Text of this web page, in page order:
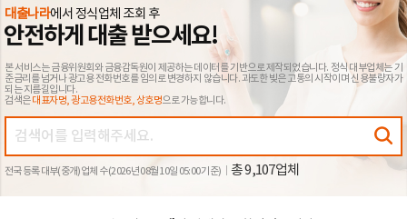
대출나라에서 정식업체 조회 후
안전하게 대출 받으세요!
본 서비스는 금융위원회와 금융감독원이 제공하는 데이터를 기반으로 제작되었습니다. 정식 대부업체는 기
준금리를 넘거나 광고용 전화번호를 임의로 변경하지 않습니다. 과도한 빚은 고통의 시작이며 신용불량자가
되는 지름길입니다.
검색은대표자명, 광고용전화번호, 상호명으로 가능합니다.
전국 등록 대부(중개)업체 수 (2026년 08월 10일 05:00 기준) 총 9,107업체